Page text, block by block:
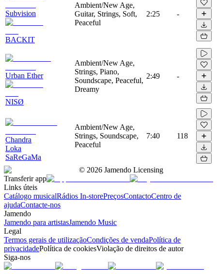
Subvision
BACKIT
Ambient/New Age,
Guitar, Strings, Soft,
Peaceful
2:25 -
Urban Ether
NISØ
Ambient/New Age,
Strings, Piano,
Soundscape, Peaceful,
Dreamy
2:49 -
Chandra
Loka
SaReGaMa
Ambient/New Age,
Strings, Soundscape,
Peaceful
7:40 118
© 2026 Jamendo Licensing
Transferir app
Links úteis
Catálogo musicalRádios In-storePreçosContactoCentro de
ajudaContacte-nos
Jamendo
Jamendo para artistasJamendo Music
Legal
Termos gerais de utilizaçãoCondições de vendaPolítica de
privacidadePolítica de cookiesViolação de direitos de autor
Siga-nos